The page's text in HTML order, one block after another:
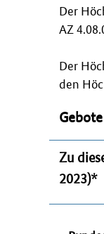
Der
AZ
Der
den
Zu
2023)*